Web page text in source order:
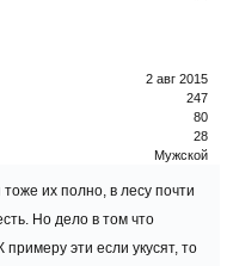
2 авг 2015
247
80
28
Мужской
их полно, в лесу почти
Но дело в том что
примеру эти если укусят, то